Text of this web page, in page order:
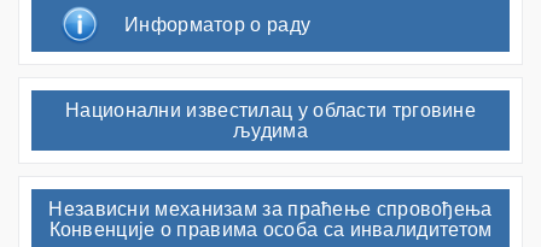
Информатор о раду
Национални известилац у области трговине
људима
Независни механизам за праћење спровођења
Конвенције о правима особа са инвалидитетом